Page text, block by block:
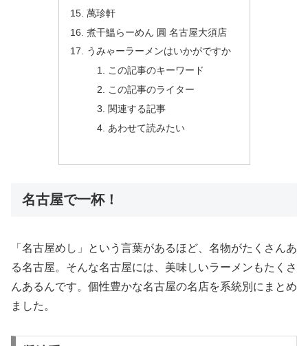
萬珍軒
煮干鰮らーめん 圓 名古屋大須店
うみゃーラーメンはいかがですか
この記事のキーワード
この記事のライター
関連する記事
あわせて読みたい
名古屋で一杯！
「名古屋めし」という言葉があるほど、名物がたくさんあ
る名古屋。そんな名古屋には、美味しいラーメンもたくさ
んあるんです。個性豊かな名古屋の名店を系統別にまとめ
ました。